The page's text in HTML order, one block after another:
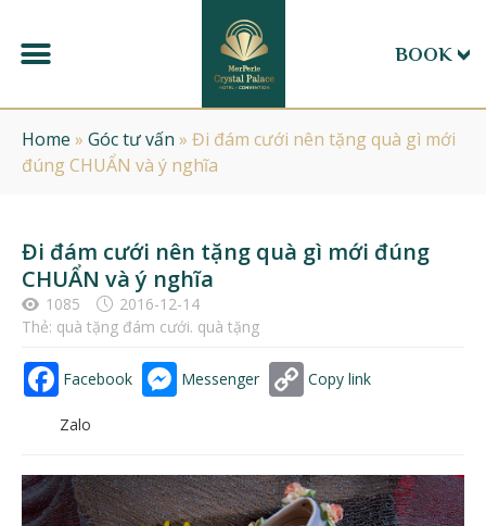
BOOK
Home » Góc tư vấn » Đi đám cưới nên tặng quà gì mới
đúng CHUẨN và ý nghĩa
Đi đám cưới nên tặng quà gì mới đúng
CHUẨN và ý nghĩa
1085
2016-12-14
Thẻ: quà tặng đám cưới. quà tặng
Facebook Messenger Copy link
Zalo